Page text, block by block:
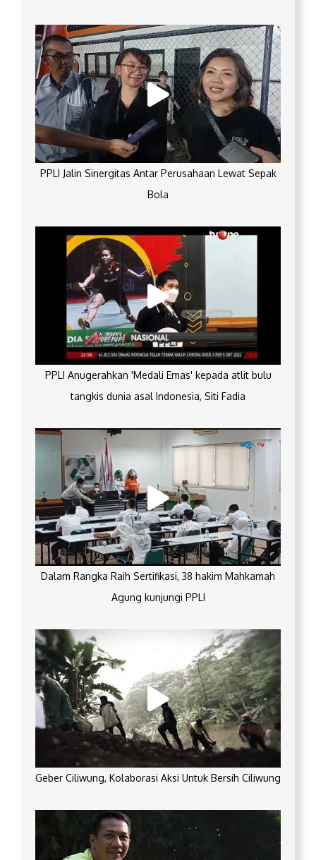
PPLI Jalin Sinergitas Antar Perusahaan Lewat Sepak
Bola
PPLI Anugerahkan 'Medali Emas' kepada atlit bulu
tangkis dunia asal Indonesia, Siti Fadia
Dalam Rangka Raih Sertifikasi, 38 hakim Mahkamah
Agung kunjungi PPLI
Geber Ciliwung, Kolaborasi Aksi Untuk Bersih Ciliwung